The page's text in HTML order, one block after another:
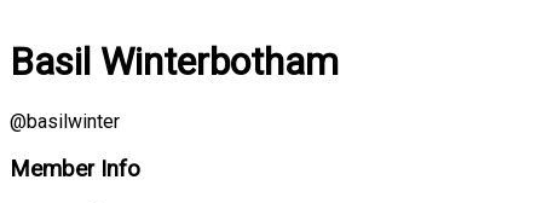
Basil Winterbotham
@basilwinter
Member Info